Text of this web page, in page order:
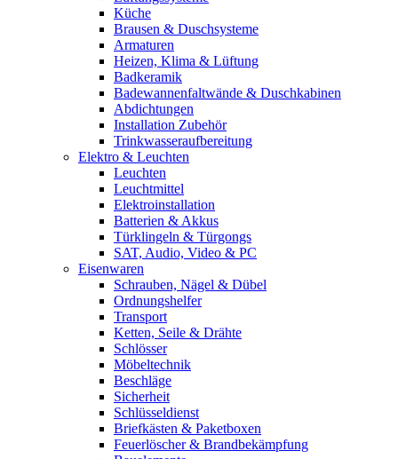
Küche
Brausen & Duschsysteme
Armaturen
Heizen, Klima & Lüftung
Badkeramik
Badewannenfaltwände & Duschkabinen
Abdichtungen
Installation Zubehör
Trinkwasseraufbereitung
Elektro & Leuchten
Leuchten
Leuchtmittel
Elektroinstallation
Batterien & Akkus
Türklingeln & Türgongs
SAT, Audio, Video & PC
Eisenwaren
Schrauben, Nägel & Dübel
Ordnungshelfer
Transport
Ketten, Seile & Drähte
Schlösser
Möbeltechnik
Beschläge
Sicherheit
Schlüsseldienst
Briefkästen & Paketboxen
Feuerlöscher & Brandbekämpfung